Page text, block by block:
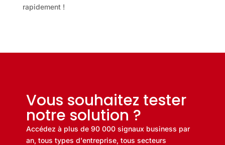
rapidement !
Vous souhaitez tester
notre solution ?
Accédez à plus de 90 000 signaux business par
an, tous types d'entreprise, tous secteurs